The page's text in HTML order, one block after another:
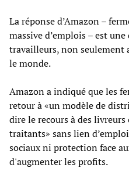
La réponse d’Amazon –
massive d’emplois – est
travailleurs, non seulement
le monde.
Amazon a indiqué que les
retour à «un modèle de
dire le recours à des livreurs
traitants» sans lien
sociaux ni protection face
d'augmenter les profits.